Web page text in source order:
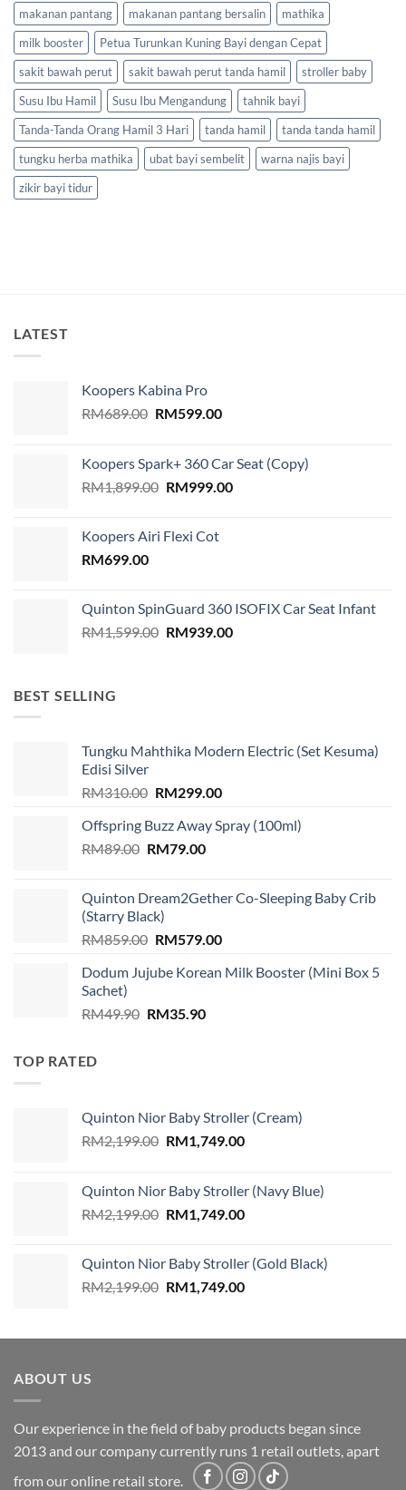
makanan pantang makanan pantang bersalin
mathika
milk booster
Petua Turunkan Kuning Bayi dengan Cepat
sakit bawah perut
sakit bawah perut tanda hamil
stroller baby
Susu Ibu Hamil
Susu Ibu Mengandung
tahnik bayi
Tanda-Tanda Orang Hamil 3 Hari
tanda hamil
tanda tanda hamil
tungku herba mathika
ubat bayi sembelit
warna najis bayi
zikir bayi tidur
LATEST
Koopers Kabina Pro
RM689.00 Original
RM689.00.
RM599.00Current
RM599.00.
Koopers Spark+ 360 Car Seat (Copy)
RM1,899.00 Original
RM1,899.00.
RM999.00Current
Koopers Airi Flexi Cot
RM699.00
Quinton SpinGuard 360 ISOFIX Car Seat Infant
RM1,599.00 Original
RM939.00Current
BEST SELLING
Tungku Mahthika Modern Electric (Set Kesuma)
Edisi Silver
RM310.00 Original
was:
RM310.00.
RM299.00Current
is:
Offspring Buzz Away Spray (100ml)
RM89.00 Original
RM89.00.
RM79.00Current
RM79.00.
Quinton Dream2Gether Co-Sleeping Baby Crib
(Starry Black)
RM859.00 Original
was:
RM579.00Current
is:
Dodum Jujube Korean Milk Booster (Mini Box 5
Sachet)
RM49.90 Original
RM35.90Current
TOP RATED
Quinton Nior Baby Stroller (Cream)
RM2,199.00 Original
RM2,199.00.
RM1,749.00Current
RM1,749.00.
Quinton Nior Baby Stroller (Navy Blue)
RM2,199.00 Original
RM2,199.00.
RM1,749.00Current
RM1,749.00.
Quinton Nior Baby Stroller (Gold Black)
RM2,199.00 Original
RM2,199.00.
RM1,749.00Current
RM1,749.00.
ABOUT US
Our experience in the field of baby products began since
2013 and our company currently runs 1 retail outlets, apart
from our online retail store.